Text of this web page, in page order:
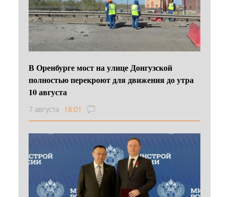
В Оренбурге мост на улице Донгузской
полностью перекроют для движения до утра
10 августа
7 августа 18:01